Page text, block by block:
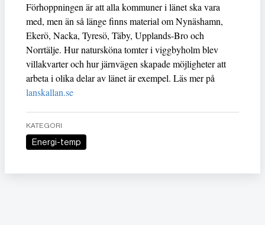
Förhoppningen är att alla kommuner i länet ska vara
med, men än så länge finns material om Nynäshamn,
Ekerö, Nacka, Tyresö, Täby, Upplands-Bro och
Norrtälje. Hur natursköna tomter i viggbyholm blev
villakvarter och hur järnvägen skapade möjligheter att
arbeta i olika delar av länet är exempel. Läs mer på
lanskallan.se
KATEGORI
Energi-temp